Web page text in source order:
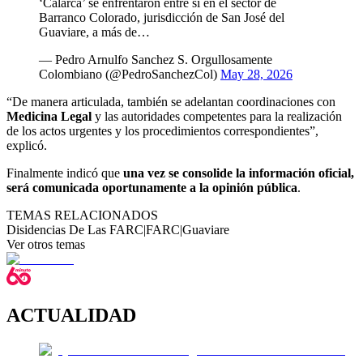
‘Calarcá’ se enfrentaron entre sí en el sector de
Barranco Colorado, jurisdicción de San José del
Guaviare, a más de…
— Pedro Arnulfo Sanchez S. Orgullosamente
Colombiano (@PedroSanchezCol) May 28, 2026
“De manera articulada, también se adelantan coordinaciones con
Medicina Legal y las autoridades competentes para la realización
de los actos urgentes y los procedimientos correspondientes”,
explicó.
Finalmente indicó que una vez se consolide la información oficial,
será comunicada oportunamente a la opinión pública.
TEMAS RELACIONADOS
Disidencias De Las FARC|FARC|Guaviare
Ver otros temas
ACTUALIDAD